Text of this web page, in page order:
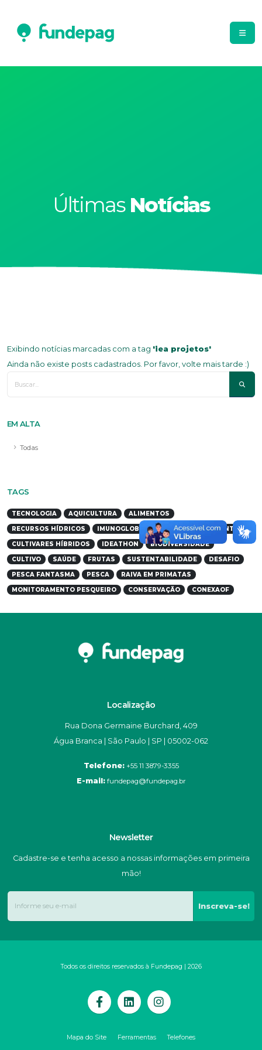
Últimas Notícias
Exibindo notícias marcadas com a tag 'iea projetos'
Ainda não existe posts cadastrados. Por favor, volte mais tarde :)
EM ALTA
Todas
TAGS
TECNOLOGIA AQUICULTURA ALIMENTOS
RECURSOS HÍDRICOS IMUNOGLOBULINAS PROCESSAMENTO
CULTIVARES HÍBRIDOS IDEATHON BIODIVERSIDADE
CULTIVO SAÚDE FRUTAS SUSTENTABILIDADE DESAFIO
PESCA FANTASMA PESCA RAIVA EM PRIMATAS
MONITORAMENTO PESQUEIRO CONSERVAÇÃO CONEXAOF
Localização
Rua Dona Germaine Burchard, 409
Água Branca | São Paulo | SP | 05002-062
Telefone:+55 11 3879-3355
E-mail:fundepag@fundepag.br
Newsletter
Cadastre-se e tenha acesso a nossas informações em primeira
mão!
Inscreva-se!
Todos os direitos reservados à Fundepag | 2026
Mapa do Site Ferramentas Telefones